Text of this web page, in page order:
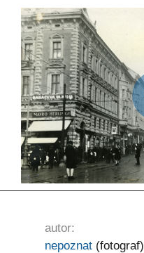
autor:
nepoznat(fotograf)